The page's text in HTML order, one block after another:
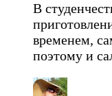
В
временем,
поэтому и